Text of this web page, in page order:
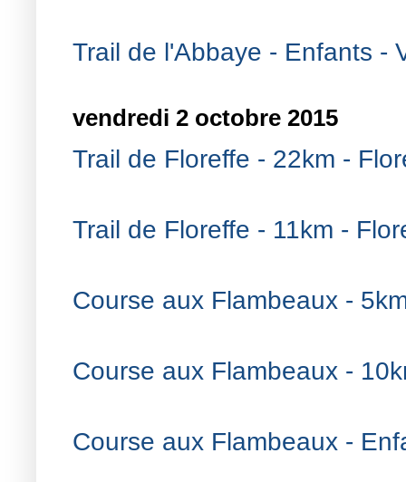
Trail de l'Abbaye - Enfants -
vendredi 2 octobre 2015
Trail de Floreffe - 22km -
Trail de Floreffe - 11km -
Course aux Flambeaux -
Course aux Flambeaux -
Course aux Flambeaux -